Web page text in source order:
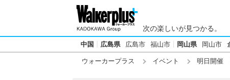
次の楽しいが見つかる。
中国 広島県 広島市 福山市 岡山県 岡山市
ウォーカープラス イベント 明日開催